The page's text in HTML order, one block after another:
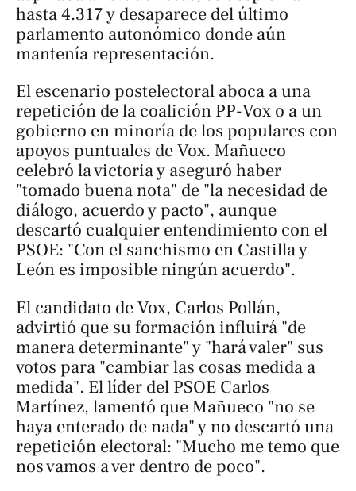
hasta 4.317 y desaparece del último
parlamento autonómico donde aún
mantenía representación.
El escenario postelectoral aboca a una
repetición de la coalición PP-Vox o a un
gobierno en minoría de los populares con
apoyos puntuales de Vox. Mañueco
celebró la victoria y aseguró haber
"tomado buena nota" de "la necesidad de
diálogo, acuerdo y pacto", aunque
descartó cualquier entendimiento con el
PSOE: "Con el sanchismo en Castilla y
León es imposible ningún acuerdo".
El candidato de Vox, Carlos Pollán,
advirtió que su formación influirá "de
manera determinante" y "hará valer" sus
votos para "cambiar las cosas medida a
medida". El líder del PSOE Carlos
Martínez, lamentó que Mañueco "no se
haya enterado de nada" y no descartó una
repetición electoral: "Mucho me temo que
nos vamos a ver dentro de poco".